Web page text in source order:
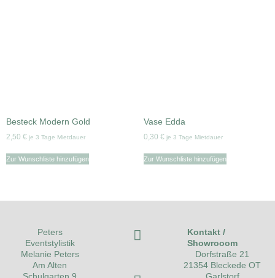
Besteck Modern Gold
2,50 € je 3 Tage Mietdauer
Zur Wunschliste hinzufügen
Vase Edda
0,30 € je 3 Tage Mietdauer
Zur Wunschliste hinzufügen
Peters
Eventstylistik
Melanie Peters
Am Alten
Kontakt /
Showrooom
Dorfstraße 21
21354 Bleckede OT